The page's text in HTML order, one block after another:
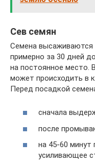
Сев семян
Семена высаживаются
примерно за 30 дней
на постоянное место.
может происходить в
Перед посадкой
сначала
после
на 45-60
усиливающее